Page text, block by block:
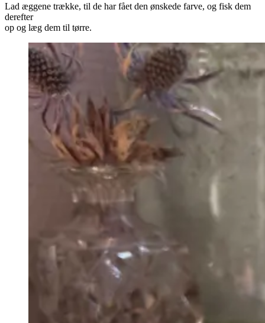
Lad æggene trække, til de har fået den ønskede farve, og fisk dem
derefter
op og læg dem til tørre.